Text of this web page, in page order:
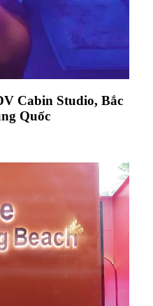
Cabin Studio, Bắc
Quốc